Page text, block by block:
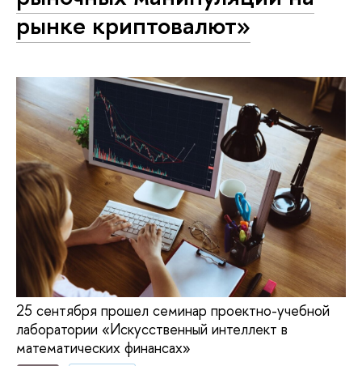
рынке криптовалют»
25 сентября прошел семинар проектно-учебной
лаборатории «Искусственный интеллект в
математических финансах»